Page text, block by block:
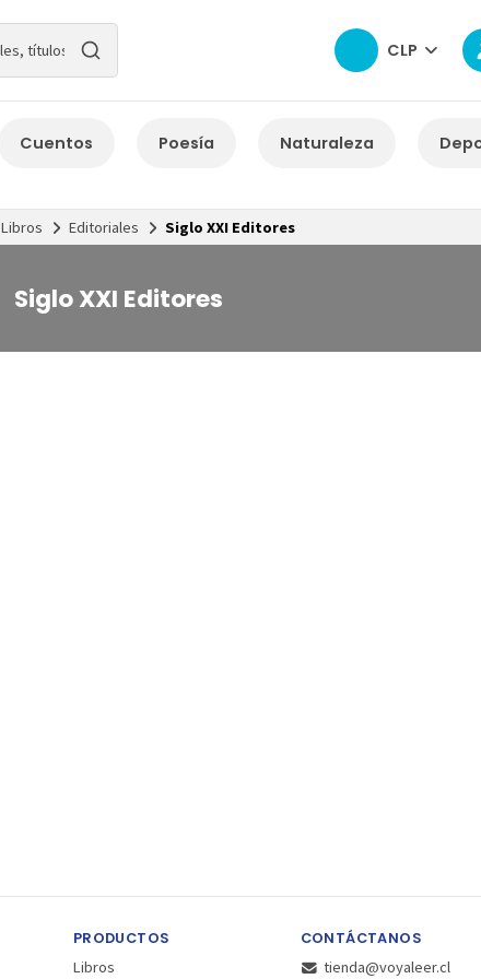
CLP
Cuentos Poesía Naturaleza
Libros Editoriales Siglo XXI Editores
Siglo XXI Editores
PRODUCTOS
Libros
CONTÁCTANOS
tienda@voyaleer.cl